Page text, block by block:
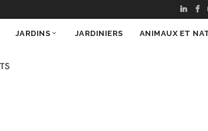
JARDINS JARDINIERS ANIMAUX ET